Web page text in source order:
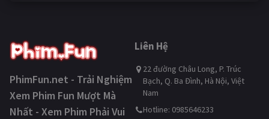
PhimFun.net - Trải Nghiệm
Xem Phim Fun Mượt Mà
Nhất - Xem Phim Phải Vui
Liên Hệ
22 đường Châu Long, P. Trúc
Bạch, Q. Ba Đình, Hà Nội, Việt
Nam
Hotline: 0985646233